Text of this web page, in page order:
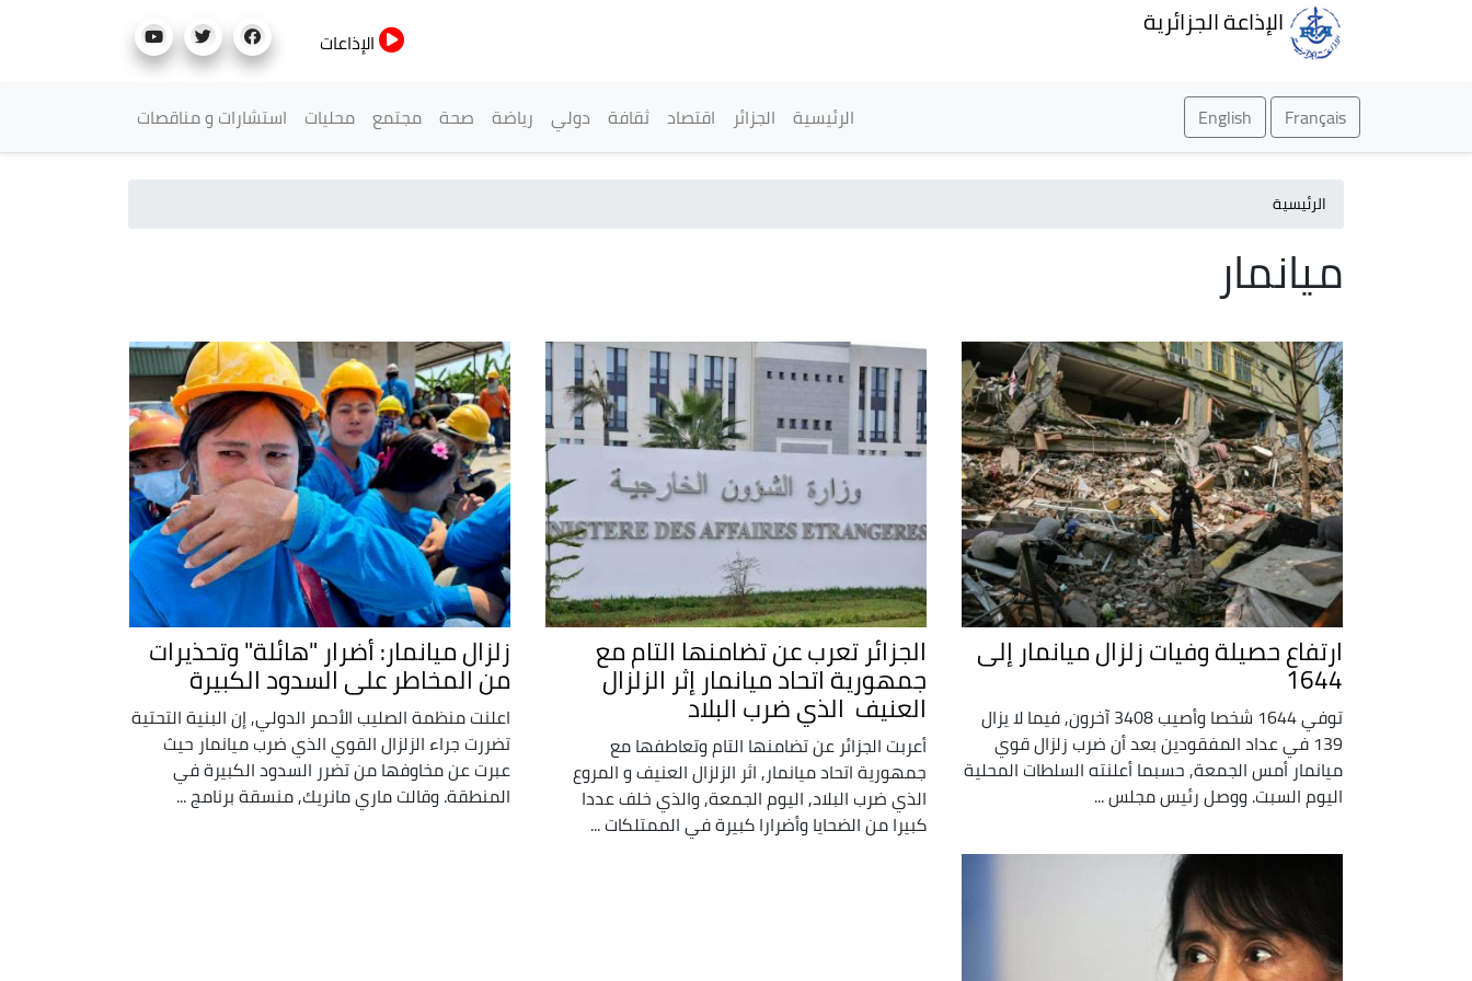
الإذاعة الجزائرية
الإذاعات
Français
English القائمة الرئيسية
الرئيسية الجزائر اقتصاد ثقافة دولي رياضة صحة مجتمع محليات استشارات و مناقصات
الرئيسية
ميانمار
ارتفاع حصيلة وفيات زلزال ميانمار إلى
1644
توفي 1644 شخصا وأصيب 3408 آخرون, فيما لا يزال
139 في عداد المفقودين بعد أن ضرب زلزال قوي
ميانمار أمس الجمعة, حسبما أعلنته السلطات المحلية
اليوم السبت. ووصل رئيس مجلس ...
الجزائر تعرب عن تضامنها التام مع
جمهورية اتحاد ميانمار إثر الزلزال
العنيف الذي ضرب البلاد
أعربت الجزائر عن تضامنها التام وتعاطفها مع
جمهورية اتحاد ميانمار, اثر الزلزال العنيف و المروع
الذي ضرب البلاد, اليوم الجمعة, والذي خلف عددا
كبيرا من الضحايا وأضرارا كبيرة في الممتلكات ...
زلزال ميانمار: أضرار "هائلة" وتحذيرات
من المخاطر على السدود الكبيرة
اعلنت منظمة الصليب الأحمر الدولي, إن البنية التحتية
تضررت جراء الزلزال القوي الذي ضرب ميانمار حيث
عبرت عن مخاوفها من تضرر السدود الكبيرة في
المنطقة. وقالت ماري مانريك, منسقة برنامج ...